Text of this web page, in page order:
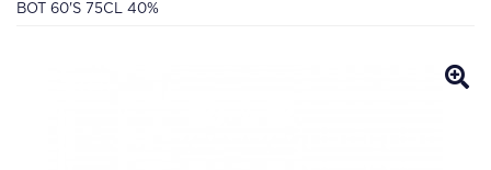
BOT 60'S 75CL 40%